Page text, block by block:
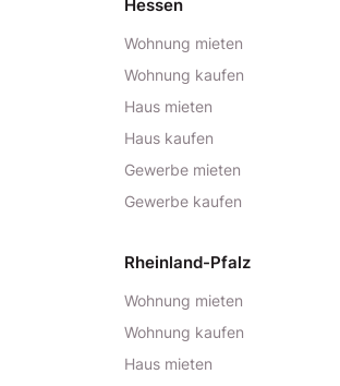
Hessen
Wohnung mieten
Wohnung kaufen
Haus mieten
Haus kaufen
Gewerbe mieten
Gewerbe kaufen
Rheinland-Pfalz
Wohnung mieten
Wohnung kaufen
Haus mieten